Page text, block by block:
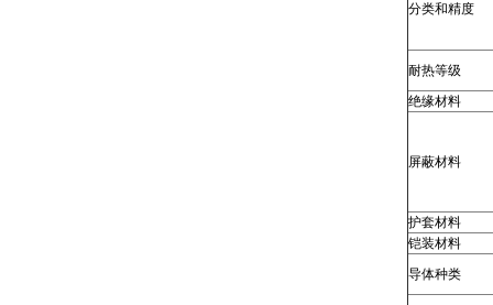
分类和精度
耐热等级
绝缘材料
屏蔽材料
护套材料
铠装材料
导体种类